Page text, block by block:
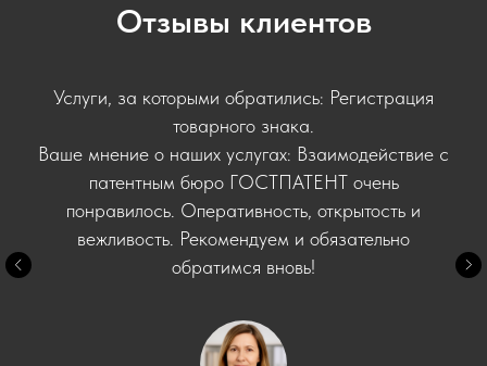
Отзывы клиентов
Услуги, за которыми обратились: Регистрация
товарного знака.
Ваше мнение о наших услугах: Взаимодействие с
патентным бюро ГОСТПАТЕНТ очень
понравилось. Оперативность, открытость и
вежливость. Рекомендуем и обязательно
обратимся вновь!